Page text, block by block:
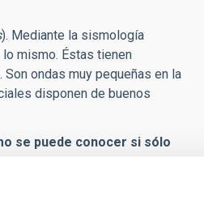
). Mediante la sismología
mismo. Éstas tienen
ondas muy pequeñas en la
disponen de buenos
se puede conocer si sólo
físicas de su interior, producen